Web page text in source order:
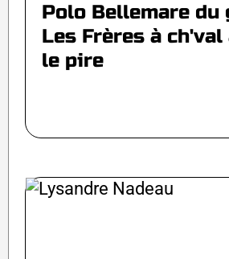
Polo Bellemare du
Les Frères à ch'val
le pire